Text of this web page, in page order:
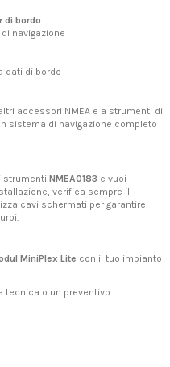
di bordo
navigazione
dati di bordo
accessori NMEA e a strumenti di
sistema di navigazione completo
strumenti NMEA0183 e vuoi
verifica sempre il
cavi schermati per garantire
MiniPlex Lite con il tuo impianto
tecnica o un preventivo